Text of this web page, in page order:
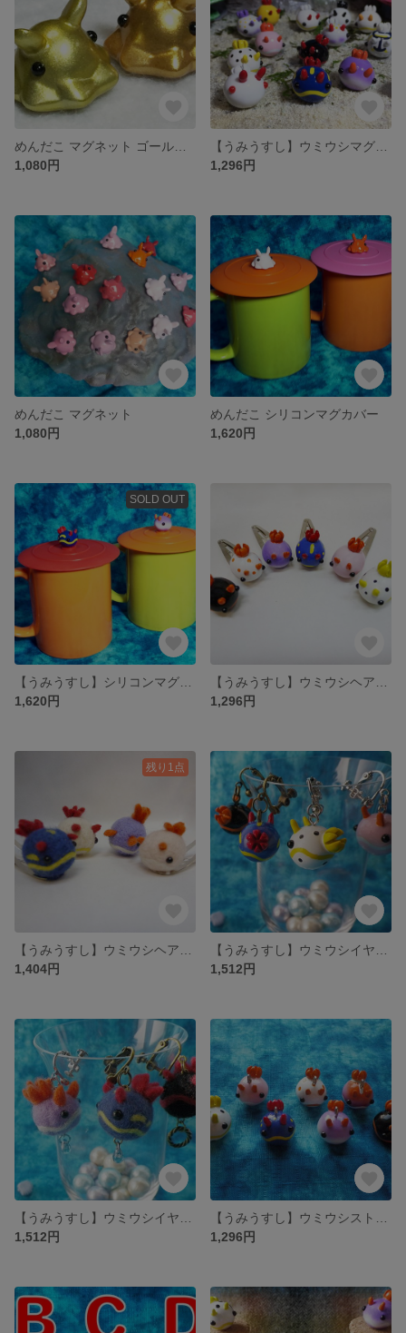
1,080円
1,296円
めんだこ マグネット
1,080円
めんだこ シリコンマグカバー
1,620円
SOLD OUT
1,620円
1,296円
残り1点
1,404円
1,512円
1,512円
1,296円